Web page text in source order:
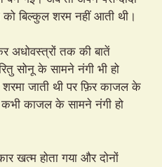
बिल्कुल शरम नहीं आती थी।
अधोवस्त्रों तक की बातें
सोनू के सामने नंगी भी हो
जाती थी पर फ़िर काजल के
कभी काजल के सामने नंगी हो
खत्म होता गया और दोनों